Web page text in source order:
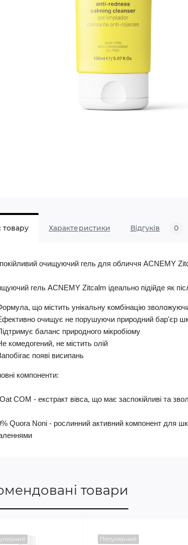
Характеристики Відгуків 0
очищуючий гель для обличчя ACNEMY
гель ACNEMY Zitcalm ідеально підійде як
що містить унікальну комбінацію
очищує не порушуючи природний бар'єр
баланс природного мікробіому
комедогений, не містить олій
появі висипань
компоненти:
COM - екстракт вівса, що має заспокійливі та
Quora Noni - рослинний активний компонент для
товари
Популярний